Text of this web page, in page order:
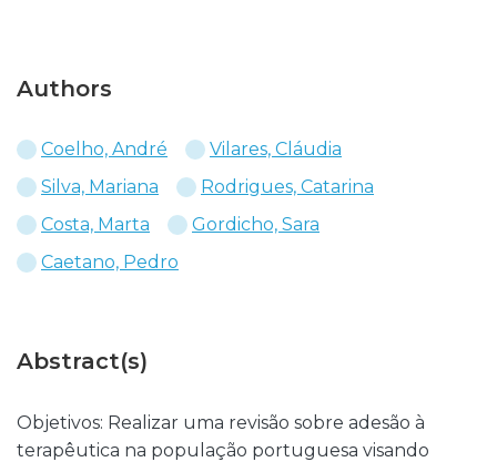
Authors
Coelho, André
Vilares, Cláudia
Silva, Mariana
Rodrigues, Catarina
Costa, Marta
Gordicho, Sara
Caetano, Pedro
Abstract(s)
Objetivos: Realizar uma revisão sobre adesão à
terapêutica na população portuguesa visando